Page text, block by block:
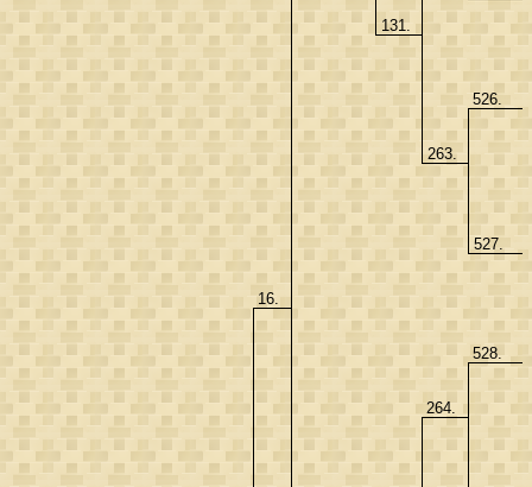
16.
131.
263.
526.
527.
264.
528.